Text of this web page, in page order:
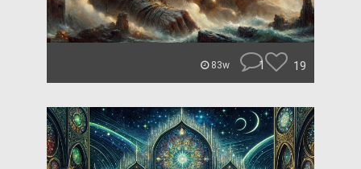
83w 1 19